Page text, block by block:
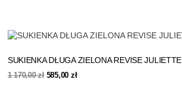
SUKIENKA DŁUGA ZIELONA REVISE JULIETTE
1 170,00zł Pierwotna
585,00 złAktualna